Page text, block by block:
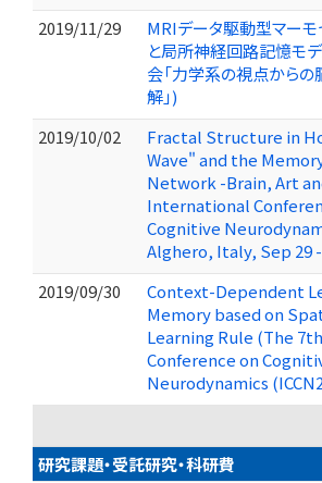
2019/11/29
MRIデータ駆動型マーモ
と局所神経回路記憶モ
会「力学系の視点からの
解」)
2019/10/02
Fractal Structure in
Wave" and the
Network -Brain, Art
International
Cognitive
Alghero, Italy, Sep 29 -
2019/09/30
Context-Dependent
Memory based on
Learning Rule (The
Conference on
Neurodynamics
研究課題・受託研究・科研費